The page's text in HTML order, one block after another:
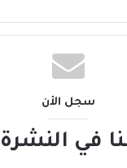
سجل الأن
في النشرة